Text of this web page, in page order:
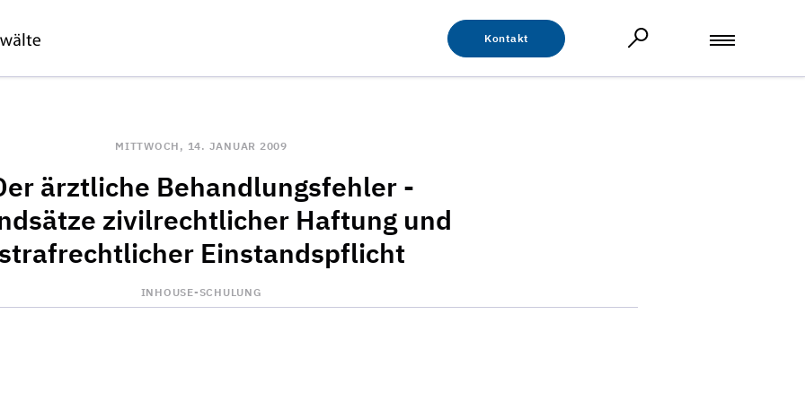
Kontakt
MITTWOCH, 14. JANUAR 2009
ärztliche Behandlungsfehler -
zivilrechtlicher Haftung und
Einstandspflicht
INHOUSE-SCHULUNG